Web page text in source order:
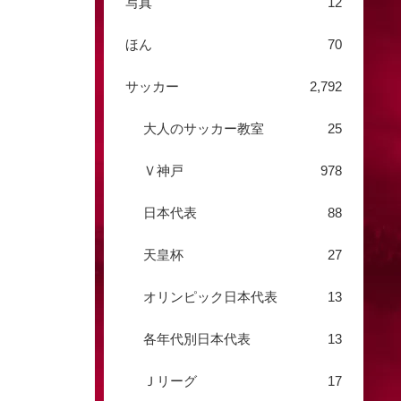
ほん 70
サッカー 2,792
大人のサッカー教室 25
Ｖ神戸 978
日本代表 88
天皇杯 27
オリンピック日本代表 13
各年代別日本代表 13
Ｊリーグ 17